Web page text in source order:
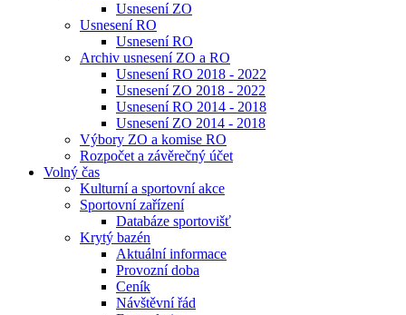
Usnesení ZO
Usnesení RO
Usnesení RO
Archiv usnesení ZO a RO
Usnesení RO 2018 - 2022
Usnesení ZO 2018 - 2022
Usnesení RO 2014 - 2018
Usnesení ZO 2014 - 2018
Výbory ZO a komise RO
Rozpočet a závěrečný účet
Volný čas
Kulturní a sportovní akce
Sportovní zařízení
Databáze sportovišť
Krytý bazén
Aktuální informace
Provozní doba
Ceník
Návštěvní řád